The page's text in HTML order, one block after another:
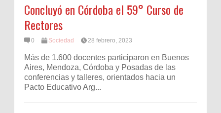
Concluyó en Córdoba el 59° Curso de
Rectores
0 Sociedad 28 febrero, 2023
Más de 1.600 docentes participaron en Buenos
Aires, Mendoza, Córdoba y Posadas de las
conferencias y talleres, orientados hacia un
Pacto Educativo Arg...